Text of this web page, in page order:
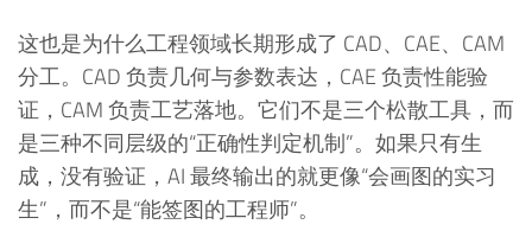
这也是为什么工程领域长期形成了 CAD、CAE、CAM
分工。CAD 负责几何与参数表达，CAE 负责性能验
证，CAM 负责工艺落地。它们不是三个松散工具，而
是三种不同层级的“正确性判定机制”。如果只有生
成，没有验证，AI 最终输出的就更像“会画图的实习
生”，而不是“能签图的工程师”。